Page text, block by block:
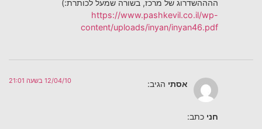
ההההשדרוג של מרכז, בשורה שמעל לכותרת:)
https://www.pashkevil.co.il/wp-
content/uploads/inyan/inyan46.pdf
אסתי הגיב: 12/04/10 בשעה 21:01
חני כתב: